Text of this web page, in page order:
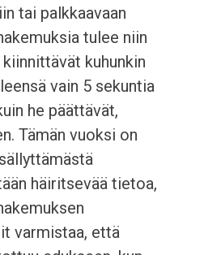
tai palkkaavaan
tulee niin
kuhunkin
vain 5 sekuntia
he päättävät,
Tämän vuoksi on
häiritsevää tietoa,
varmistaa, että